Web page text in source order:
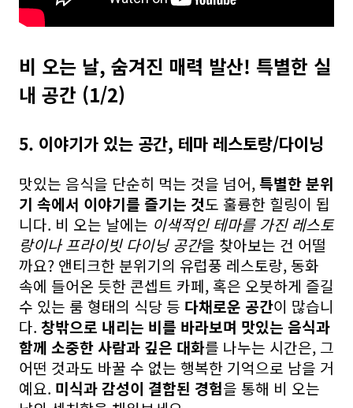
비 오는 날, 숨겨진 매력 발산! 특별한 실
내 공간 (1/2)
5. 이야기가 있는 공간, 테마 레스토랑/다이닝
맛있는 음식을 단순히 먹는 것을 넘어, 특별한 분위
기 속에서 이야기를 즐기는 것도 훌륭한 힐링이 됩
니다. 비 오는 날에는 이색적인 테마를 가진 레스토
랑이나 프라이빗 다이닝 공간을 찾아보는 건 어떨
까요? 앤티크한 분위기의 유럽풍 레스토랑, 동화
속에 들어온 듯한 콘셉트 카페, 혹은 오붓하게 즐길
수 있는 룸 형태의 식당 등 다채로운 공간이 많습니
다. 창밖으로 내리는 비를 바라보며 맛있는 음식과
함께 소중한 사람과 깊은 대화를 나누는 시간은, 그
어떤 것과도 바꿀 수 없는 행복한 기억으로 남을 거
예요. 미식과 감성이 결합된 경험을 통해 비 오는